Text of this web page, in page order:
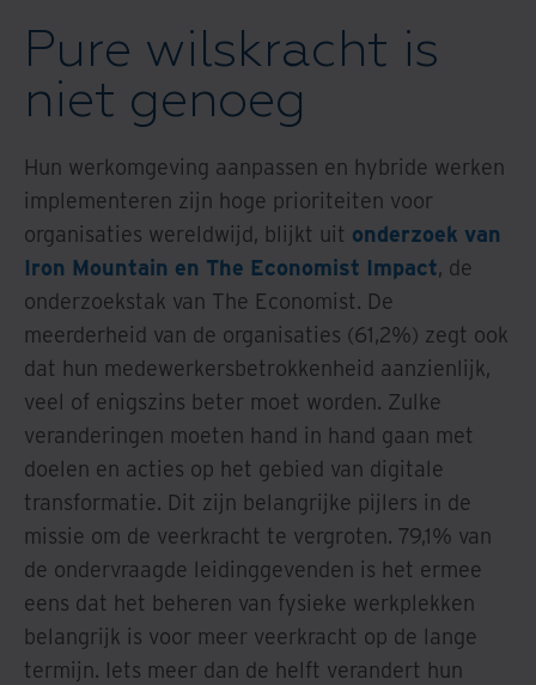
Pure wilskracht is
niet genoeg
Hun werkomgeving aanpassen en hybride werken
implementeren zijn hoge prioriteiten voor
organisaties wereldwijd, blijkt uit onderzoek van
Iron Mountain en The Economist Impact, de
onderzoekstak van The Economist. De
meerderheid van de organisaties (61,2%) zegt ook
dat hun medewerkersbetrokkenheid aanzienlijk,
veel of enigszins beter moet worden. Zulke
veranderingen moeten hand in hand gaan met
doelen en acties op het gebied van digitale
transformatie. Dit zijn belangrijke pijlers in de
missie om de veerkracht te vergroten. 79,1% van
de ondervraagde leidinggevenden is het ermee
eens dat het beheren van fysieke werkplekken
belangrijk is voor meer veerkracht op de lange
termijn. Iets meer dan de helft verandert hun